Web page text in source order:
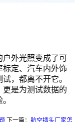
户外光照变成了可
定、汽车内外饰
，都离不开它。
是为测试数据的
下一篇： 航空插头厂家怎